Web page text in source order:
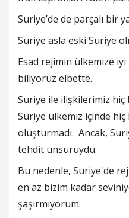
Suriye’de de parçalı bir
Suriye asla eski Suriye
Esad rejimin ülkemize iyi
biliyoruz elbette.
Suriye ile ilişkilerimiz hiç
Suriye ülkemiz içinde
oluşturmadı. Ancak,
tehdit unsuruydu.
Bu nedenle, Suriye'de
en az bizim kadar
şaşırmıyorum.